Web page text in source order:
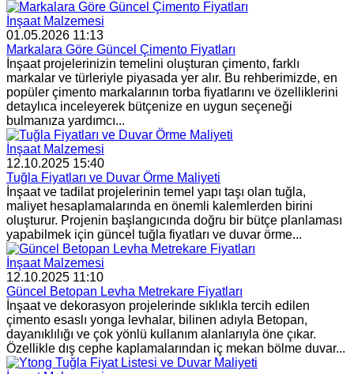
İnşaat Malzemesi
01.05.2026 11:13
Markalara Göre Güncel Çimento Fiyatları
İnşaat projelerinizin temelini oluşturan çimento, farklı
markalar ve türleriyle piyasada yer alır. Bu rehberimizde, en
popüler çimento markalarının torba fiyatlarını ve özelliklerini
detaylıca inceleyerek bütçenize en uygun seçeneği
bulmanıza yardımcı...
İnşaat Malzemesi
12.10.2025 15:40
Tuğla Fiyatları ve Duvar Örme Maliyeti
İnşaat ve tadilat projelerinin temel yapı taşı olan tuğla,
maliyet hesaplamalarında en önemli kalemlerden birini
oluşturur. Projenin başlangıcında doğru bir bütçe planlaması
yapabilmek için güncel tuğla fiyatları ve duvar örme...
İnşaat Malzemesi
12.10.2025 11:10
Güncel Betopan Levha Metrekare Fiyatları
İnşaat ve dekorasyon projelerinde sıklıkla tercih edilen
çimento esaslı yonga levhalar, bilinen adıyla Betopan,
dayanıklılığı ve çok yönlü kullanım alanlarıyla öne çıkar.
Özellikle dış cephe kaplamalarından iç mekan bölme duvar...